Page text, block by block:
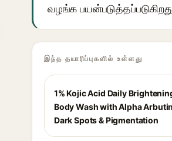
வழங்க
இந்த தயாரிப்புகளில் உள்ளது
1% Kojic Acid Daily
Body Wash with Alpha
Dark Spots & Pigmentation